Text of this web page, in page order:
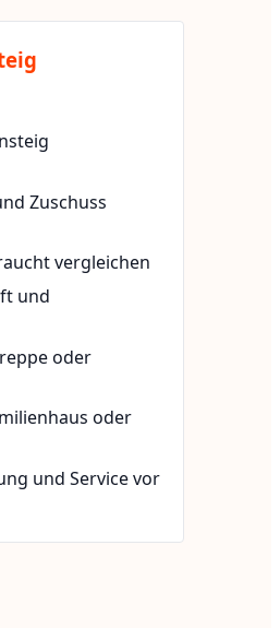
Zuschuss
vergleichen
und
oder
oder
und Service vor